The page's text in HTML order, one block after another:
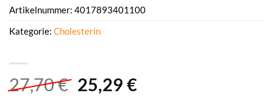
27,70€ Ursprünglicher
25,29 €Aktueller
Artikelnummer: 4017893401100
Kategorie: Cholesterin